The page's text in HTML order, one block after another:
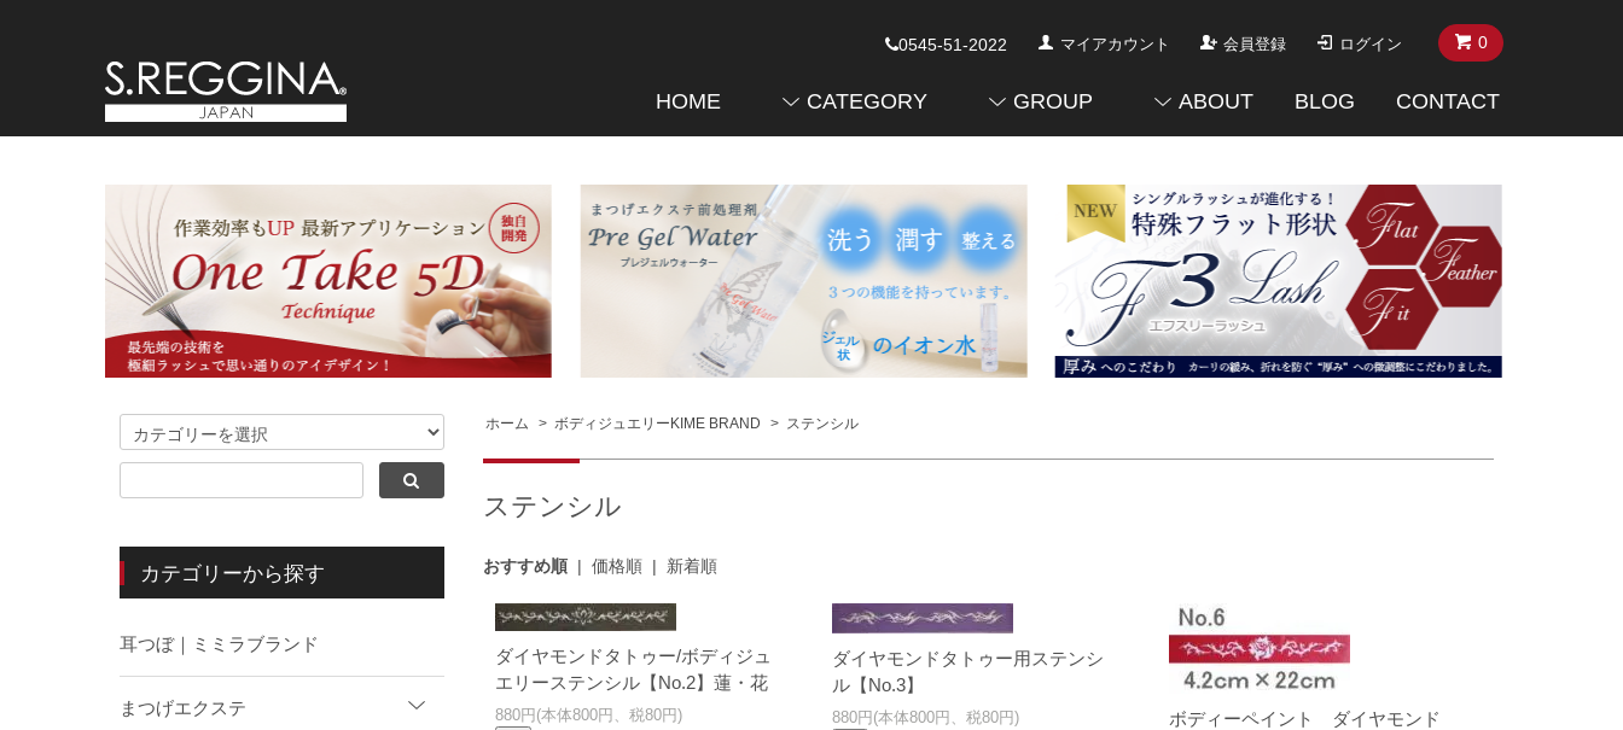
0
0545-51-2022 マイアカウント 会員登録 ログイン
HOME CATEGORY GROUP ABOUT BLOG CONTACT
ホーム > ボディジュエリーKIME BRAND > ステンシル
ステンシル
おすすめ順| 価格順| 新着順
ダイヤモンドタトゥー/ボディジュ
エリーステンシル【No.2】蓮・花
880円(本体800円、税80円)
ダイヤモンドタトゥー用ステンシ
ル【No.3】
880円(本体800円、税80円)
ボディーペイント ダイヤモンド
カテゴリーから探す
耳つぼ｜ミミラブランド
まつげエクステ